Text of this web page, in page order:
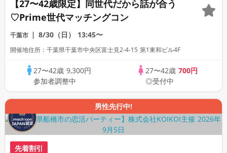
【27〜42歳限定】同世代だから話が合う
♡Prime世代マッチングコン
千葉市 8/30（日） 13:45〜
開催地住所：千葉県千葉市中央区富士見2-4-15 第1東和ビル4F
27〜42歳 9,300円
参加者調整中
27〜42歳 700円
◎受付中
男性先行中!
先着割引